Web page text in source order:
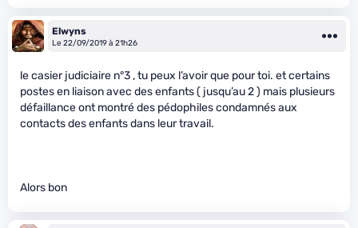
Elwyns
Le 22/09/2019 à 21h26
le casier judiciaire n°3 , tu peux l’avoir que pour toi. et certains
postes en liaison avec des enfants ( jusqu’au 2 ) mais plusieurs
défaillance ont montré des pédophiles condamnés aux
contacts des enfants dans leur travail.
Alors bon